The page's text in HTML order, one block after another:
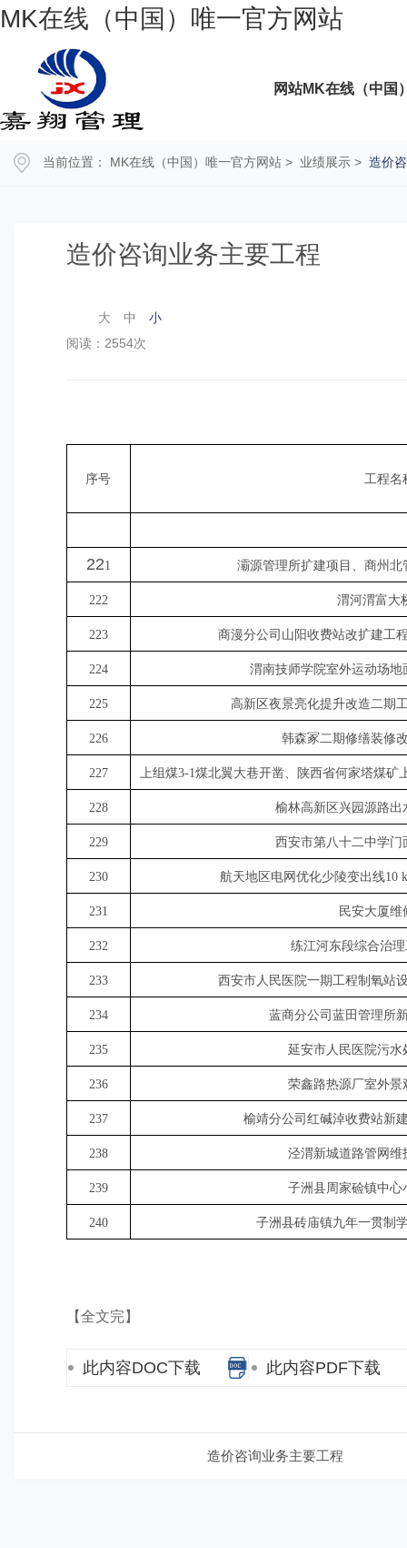
MK在线（中国）唯一官方网站
网站MK在线（中国
当前位置： MK在线（中国）唯一官方网站 > 业绩展示 > 造价
造价咨询业务主要工程
大 中
小
阅读：2554次
序号 工程名
221 灞源管理所扩建项目、商州
222 渭河渭富大
223 商漫分公司山阳收费站改扩建工
224 渭南技师学院室外运动场
225 高新区夜景亮化提升改造二期
226 韩森冢二期修缮装修
227 上组煤3-1煤北翼大巷开凿、陕西省何家塔煤矿
228 榆林高新区兴园源路出
229 西安市第八十二中学
230 航天地区电网优化少陵变出线10
231 民安大厦维
232 练江河东段综合治
233 西安市人民医院一期工程制氧站
234 蓝商分公司蓝田管理所
235 延安市人民医院污水
236 荣鑫路热源厂室外景
237 榆靖分公司红碱淖收费站新
238 泾渭新城道路管网维
239 子洲县周家硷镇中心
240 子洲县砖庙镇九年一贯制
【全文完】
此内容DOC下载 此内容PDF下载
造价咨询业务主要工程